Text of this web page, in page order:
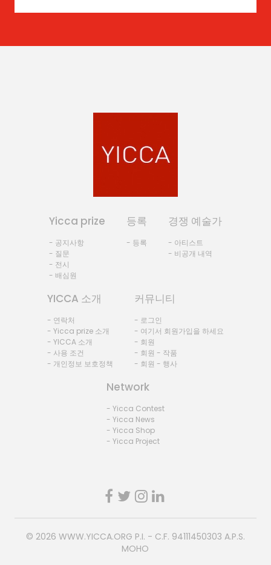
Yicca prize
- 공지사항
- 질문
- 전시
- 배심원
등록
- 등록
경쟁 예술가
- 아티스트
- 비공개 내역
YICCA 소개
- 연락처
- Yicca prize 소개
- YICCA 소개
- 사용 조건
- 개인정보 보호정책
커뮤니티
- 로그인
- 여기서 회원가입을 하세요
- 회원
- 회원 - 작품
- 회원 - 행사
Network
- Yicca Contest
- Yicca News
- Yicca Shop
- Yicca Project
© 2026 WWW.YICCA.ORG P.I. - C.F. 94111450303 A.P.S.
MOHO